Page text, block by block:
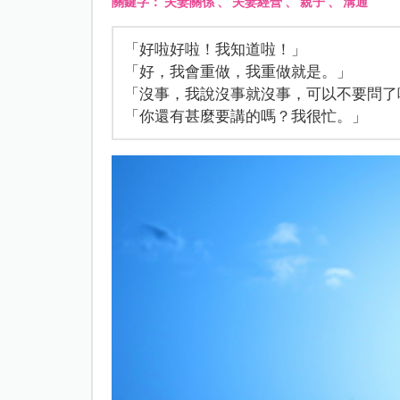
「好啦好啦！我知道啦！」
「好，我會重做，我重做就是。」
「沒事，我說沒事就沒事，可以不要問
「你還有甚麼要講的嗎？我很忙。」